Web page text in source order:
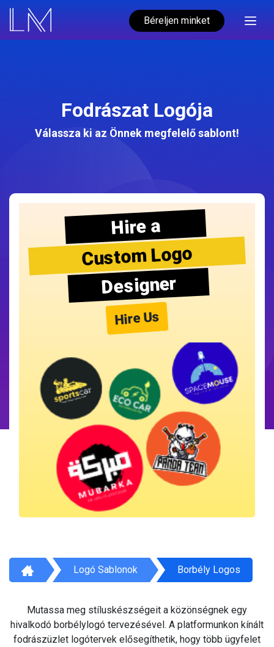
Béreljen minket
Fodrászat Logója
Válassza ki az Önnek megfelelő sablont!
Hire a
Custom Logo
Designer
Hire Us
Logó Sablonok Borbély Logos
Mutassa meg stíluskészségeit a közönségnek egy
hivalkodó borbélylogó tervezésével. A platformunkon kínált
fodrászüzlet logótervek elősegíthetik, hogy több ügyfelet